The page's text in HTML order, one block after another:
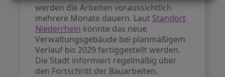
werden die Arbeiten voraussichtlich
mehrere Monate dauern. Laut Standort
Niederrhein könnte das neue
Verwaltungsgebäude bei planmäßigem
Verlauf bis 2029 fertiggestellt werden.
Die Stadt informiert regelmäßig über
den Fortschritt der Bauarbeiten.